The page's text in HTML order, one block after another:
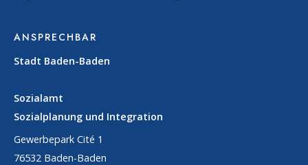
ANSPRECHBAR
Stadt Baden-Baden
Sozialamt
Sozialplanung und Integration
Gewerbepark Cité 1
76532 Baden-Baden